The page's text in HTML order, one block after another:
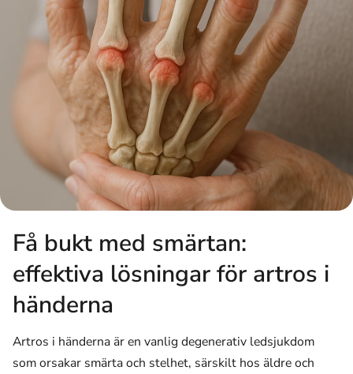
Få bukt med smärtan:
effektiva lösningar för artros i
händerna
Artros i händerna är en vanlig degenerativ ledsjukdom
som orsakar smärta och stelhet, särskilt hos äldre och